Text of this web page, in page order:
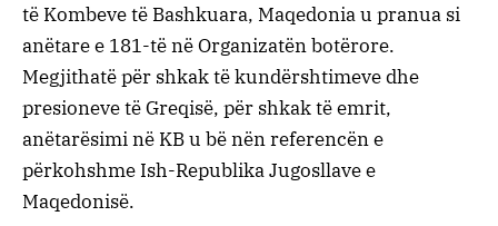
të Kombeve të Bashkuara, Maqedonia u pranua si
anëtare e 181-të në Organizatën botërore.
Megjithatë për shkak të kundërshtimeve dhe
presioneve të Greqisë, për shkak të emrit,
anëtarësimi në KB u bë nën referencën e
përkohshme Ish-Republika Jugosllave e
Maqedonisë.